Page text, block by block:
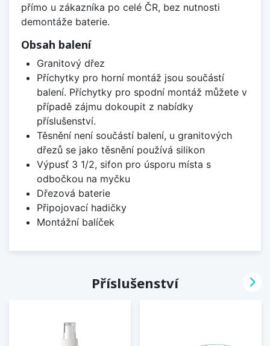
přímo u zákazníka po celé ČR, bez nutnosti
demontáže baterie.
Obsah balení
Granitový dřez
Příchytky pro horní montáž jsou součástí
balení. Příchytky pro spodní montáž můžete v
případě zájmu dokoupit z nabídky
příslušenství.
Těsnění není součástí balení, u granitových
dřezů se jako těsnění používá silikon
Výpusť 3 1/2, sifon pro úsporu místa s
odbočkou na myčku
Dřezová baterie
Připojovací hadičky
Montážní balíček
Příslušenství 